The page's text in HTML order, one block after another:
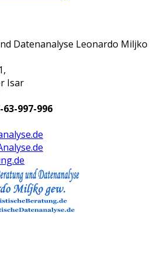
Datenanalyse Leonardo Miljko
Isar
997-996